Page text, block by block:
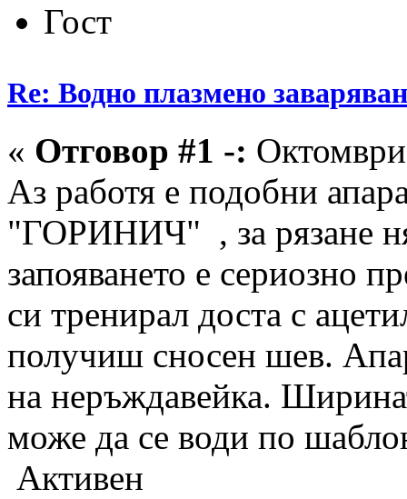
Гост
Re: Водно плазмено
« Отговор #1 -:
Аз работя е подобни
"ГОРИНИЧ" , за рязане
запояването е сериозно
си тренирал доста с
получиш сносен шев.
на неръждавейка.
може да се води по
Активен